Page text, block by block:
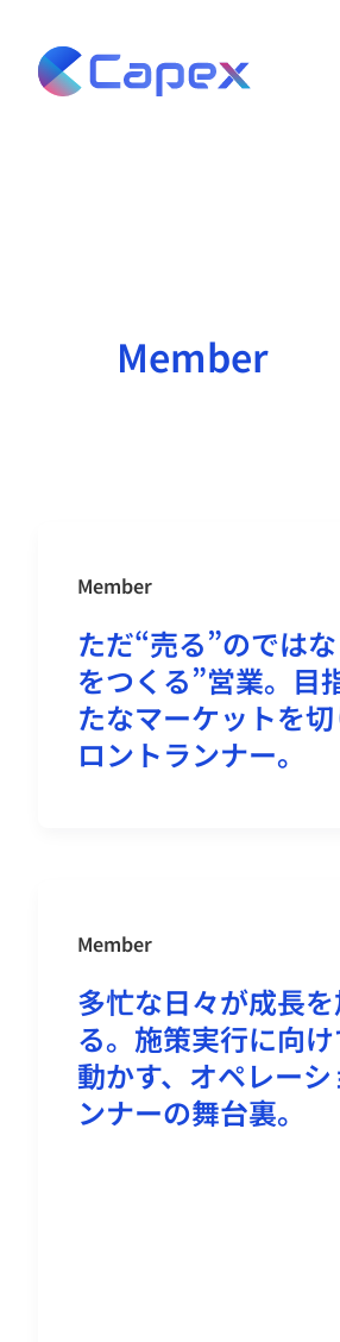
content
Member
Member
ただ“売る”のでは
をつくる”営業。目
たなマーケットを
ロントランナー。
Member
多忙な日々が成長
る。施策実行に向
動かす、オペレー
ンナーの舞台裏。